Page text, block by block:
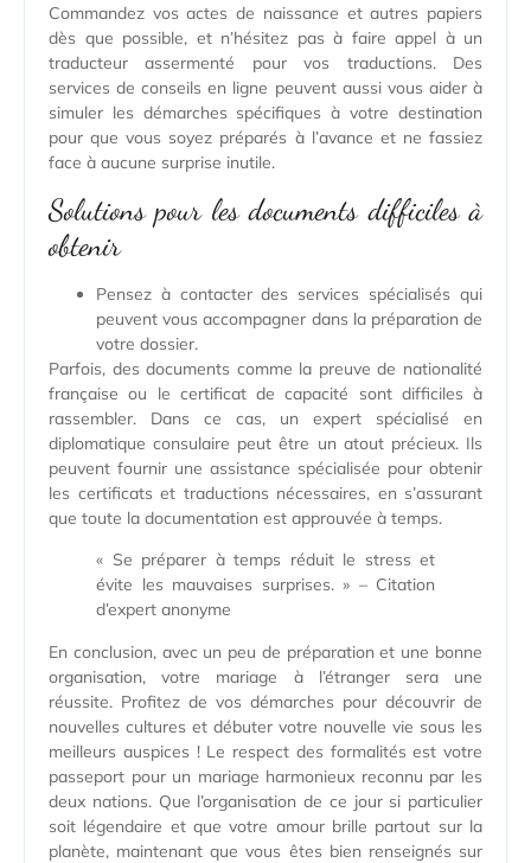
Commandez vos actes de naissance et autres papiers
dès que possible, et n’hésitez pas à faire appel à un
traducteur assermenté pour vos traductions. Des
services de conseils en ligne peuvent aussi vous aider à
simuler les démarches spécifiques à votre destination
pour que vous soyez préparés à l’avance et ne fassiez
face à aucune surprise inutile.
Solutions pour les documents difficiles à
obtenir
Pensez à contacter des services spécialisés qui
peuvent vous accompagner dans la préparation de
votre dossier.
Parfois, des documents comme la preuve de nationalité
française ou le certificat de capacité sont difficiles à
rassembler. Dans ce cas, un expert spécialisé en
diplomatique consulaire peut être un atout précieux. Ils
peuvent fournir une assistance spécialisée pour obtenir
les certificats et traductions nécessaires, en s’assurant
que toute la documentation est approuvée à temps.
« Se préparer à temps réduit le stress et
évite les mauvaises surprises. » – Citation
d’expert anonyme
En conclusion, avec un peu de préparation et une bonne
organisation, votre mariage à l’étranger sera une
réussite. Profitez de vos démarches pour découvrir de
nouvelles cultures et débuter votre nouvelle vie sous les
meilleurs auspices ! Le respect des formalités est votre
passeport pour un mariage harmonieux reconnu par les
deux nations. Que l’organisation de ce jour si particulier
soit légendaire et que votre amour brille partout sur la
planète, maintenant que vous êtes bien renseignés sur